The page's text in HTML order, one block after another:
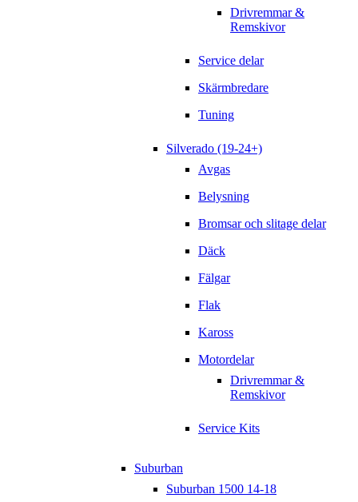
Drivremmar &
Remskivor
Service delar
Skärmbredare
Tuning
Silverado (19-24+)
Avgas
Belysning
Bromsar och slitage delar
Däck
Fälgar
Flak
Kaross
Motordelar
Drivremmar &
Remskivor
Service Kits
Suburban
Suburban 1500 14-18